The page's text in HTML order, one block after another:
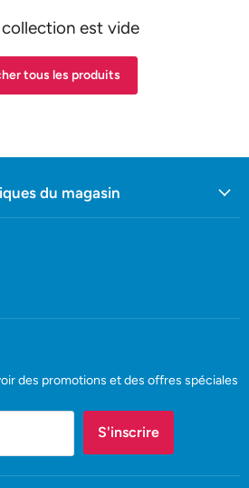
est vide
tous les produits
du magasin
des promotions et des offres spéciales
S'inscrire